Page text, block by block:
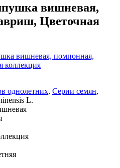
вишневая,
Цветочная
однолетних, Серии семян,
L.